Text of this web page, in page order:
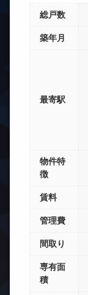
総戸数
築年月
最寄駅
物件特
徴
賃料
管理費
間取り
専有面
積